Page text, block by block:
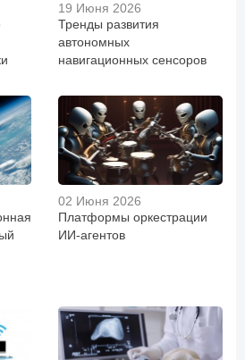
19 Июня 2026
Тренды развития
автономных
навигационных сенсоров
02 Июня 2026
Платформы оркестрации
ИИ-агентов